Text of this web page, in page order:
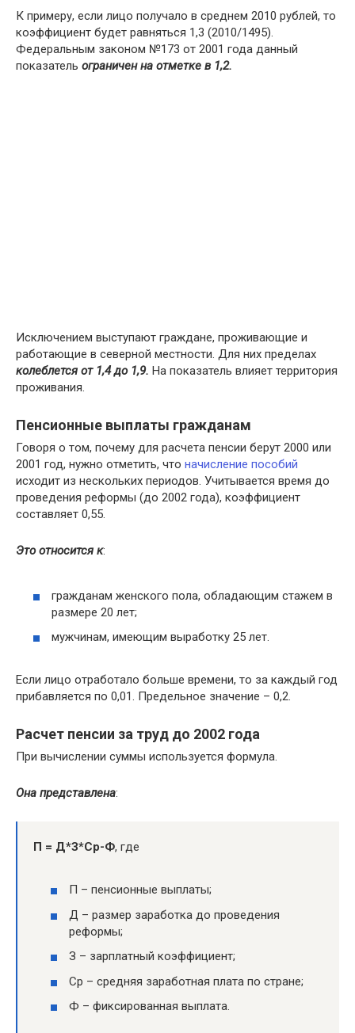
К примеру, если лицо получало в среднем 2010 рублей, то
коэффициент будет равняться 1,3 (2010/1495).
Федеральным законом №173 от 2001 года данный
показатель ограничен на отметке в 1,2.
Исключением выступают граждане, проживающие и
работающие в северной местности. Для них пределах
колеблется от 1,4 до 1,9. На показатель влияет территория
проживания.
Пенсионные выплаты гражданам
Говоря о том, почему для расчета пенсии берут 2000 или
2001 год, нужно отметить, что начисление пособий
исходит из нескольких периодов. Учитывается время до
проведения реформы (до 2002 года), коэффициент
составляет 0,55.
Это относится к:
гражданам женского пола, обладающим стажем в
размере 20 лет;
мужчинам, имеющим выработку 25 лет.
Если лицо отработало больше времени, то за каждый год
прибавляется по 0,01. Предельное значение – 0,2.
Расчет пенсии за труд до 2002 года
При вычислении суммы используется формула.
Она представлена:
П = Д*З*Ср-Ф, где
П – пенсионные выплаты;
Д – размер заработка до проведения
реформы;
З – зарплатный коэффициент;
Ср – средняя заработная плата по стране;
Ф – фиксированная выплата.